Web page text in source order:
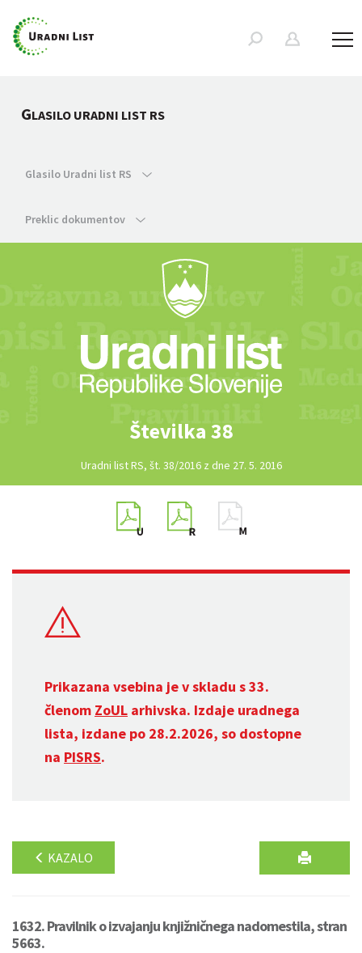
GLASILO URADNI LIST RS
Glasilo Uradni list RS
Preklic dokumentov
Številka 38
Uradni list RS, št. 38/2016 z dne 27. 5. 2016
Prikazana vsebina je v skladu s 33.
členom ZoUL arhivska. Izdaje uradnega
lista, izdane po 28.2.2026, so dostopne
na PISRS.
KAZALO
1632. Pravilnik o izvajanju knjižničnega nadomestila, stran
5663.